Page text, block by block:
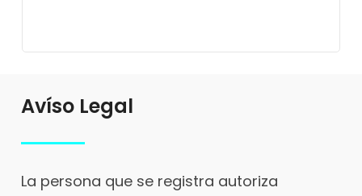
Avíso Legal
La persona que se registra autoriza